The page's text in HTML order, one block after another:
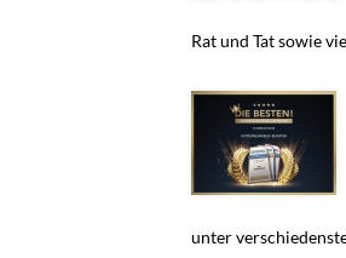
Rat und Tat sowie
unter